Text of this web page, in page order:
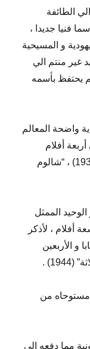
الطائفة
فنيا جديدا ،
و المسيحية
غير منتم الي
يحتفظ بأسمه
واضحة المعالم
أفلام
“المندوبان” (1934) ،”شالوم الترجمان” (1935) ، “شالوم
الممثل
أفلام ، لأذكر
(1941) ، “علي بابا و الأربعين
مستوحاه من
مما دفعه الي